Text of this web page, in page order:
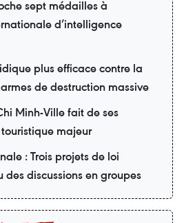
sept médailles à
d’intelligence
plus efficace contre la
de destruction massive
Minh-Ville fait de ses
majeur
: Trois projets de loi
des discussions en groupes